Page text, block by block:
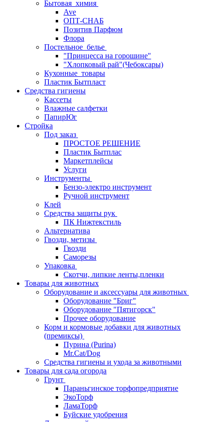
Бытовая_химия
Ave
ОПТ-СНАБ
Позитив Парфюм
Флора
Постельное_белье
"Принцесса на горошине"
"Хлопковый рай"(Чебоксары)
Кухонные_товары
Пластик Бытпласт
Средства гигиены
Кассеты
Влажные салфетки
ПапирЮг
Стройка
Под заказ
ПРОСТОЕ РЕШЕНИЕ
Пластик Бытплас
Маркетплейсы
Услуги
Инструменты
Бензо-электро инструмент
Ручной инструмент
Клей
Средства защиты рук
ПК Нижтекстиль
Альтернатива
Гвозди, метизы
Гвозди
Саморезы
Упаковка
Скотчи, липкие ленты,пленки
Товары для животных
Оборудование и аксессуары для животных
Оборудование "Бриг"
Оборудование "Пятигорск"
Прочее оборудование
Корм и кормовые добавки для животных
(премиксы)
Пурина (Purina)
Mr.Cat/Dog
Средства гигиены и ухода за животными
Товары для сада огорода
Грунт
Параньгинское торфопредприятие
ЭкоТорф
ЛамаТорф
Буйские удобрения